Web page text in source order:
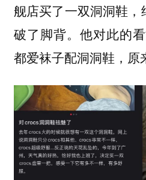
舰店买了一双洞洞鞋
破了脚背。他对此的
都爱袜子配洞洞鞋，原